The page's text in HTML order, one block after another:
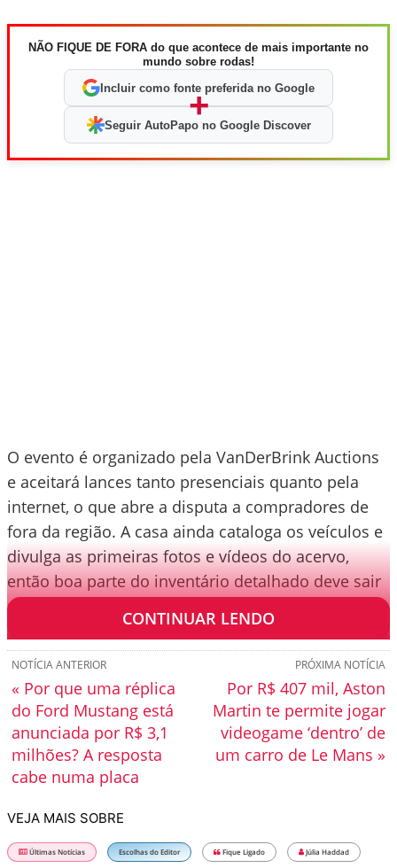
NÃO FIQUE DE FORA do que acontece de mais importante no
mundo sobre rodas!
Incluir como fonte preferida no Google
+
Seguir AutoPapo no Google Discover
O evento é organizado pela VanDerBrink Auctions
e aceitará lances tanto presenciais quanto pela
internet, o que abre a disputa a compradores de
fora da região. A casa ainda cataloga os veículos e
divulga as primeiras fotos e vídeos do acervo,
então boa parte do inventário detalhado deve sair
só nas próximas semanas.
CONTINUAR LENDO
PRÓXIMA NOTÍCIA
Por R$ 407 mil, Aston
Martin te permite jogar
videogame ‘dentro’ de
um carro de Le Mans »
NOTÍCIA ANTERIOR
« Por que uma réplica
do Ford Mustang está
anunciada por R$ 3,1
milhões? A resposta
cabe numa placa
VEJA MAIS SOBRE
Últimas Notícias Escolhas do Editor Fique Ligado Júlia Haddad